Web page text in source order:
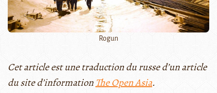
Rogun
Cet article est une traduction du russe d’un article
du site d’information The Open Asia.